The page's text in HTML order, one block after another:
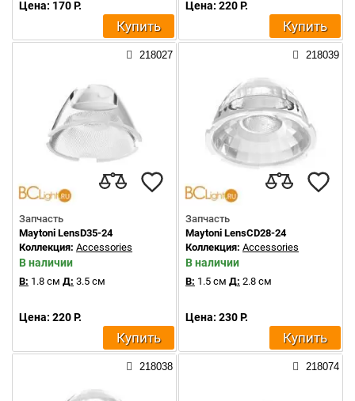
Цена: 170 Р.
Купить
Цена: 220 Р.
Купить
218027
Запчасть
Maytoni LensD35-24
Коллекция: Accessories
В наличии
В: 1.8 см Д: 3.5 см
Цена: 220 Р.
Купить
218039
Запчасть
Maytoni LensCD28-24
Коллекция: Accessories
В наличии
В: 1.5 см Д: 2.8 см
Цена: 230 Р.
Купить
218038 218074